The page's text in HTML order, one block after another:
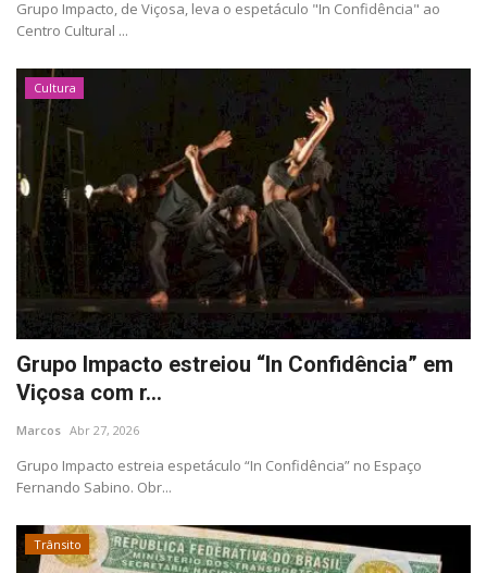
Grupo Impacto, de Viçosa, leva o espetáculo "In Confidência" ao
Centro Cultural ...
Cultura
Grupo Impacto estreiou “In Confidência” em
Viçosa com r...
Marcos Abr 27, 2026
Grupo Impacto estreia espetáculo “In Confidência” no Espaço
Fernando Sabino. Obr...
Trânsito